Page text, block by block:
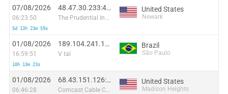
07/08/2026
06:23:50
5d 13h 23m 59s
48.47.30.233:49714
The Prudential Insurance Company of America
United States
Newark
01/08/2026
16:59:51
10h 13m 23s
189.104.241.126:34836
V tal
Brazil
São Paulo
01/08/2026
06:46:28
68.43.151.126:56936
Comcast Cable Communications, LLC
United States
Madison Heights